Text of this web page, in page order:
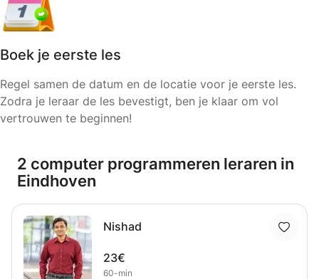
Boek je eerste les
Regel samen de datum en de locatie voor je eerste les.
Zodra je leraar de les bevestigt, ben je klaar om vol
vertrouwen te beginnen!
2 computer programmeren leraren in
Eindhoven
Nishad
23€
60-min